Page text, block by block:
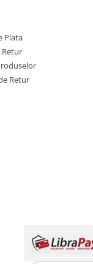
Plata
Retur
Retur